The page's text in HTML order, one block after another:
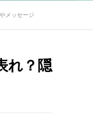
メッセージ
れ？隠